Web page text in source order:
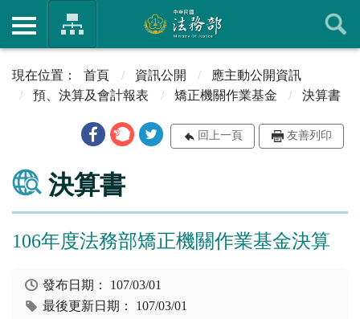
首頁 資訊公開
應主動公開資訊
預、決算及會計報表
矯正機關作業基金 決算書
回上一頁 友善列印
決算書
106年度法務部矯正機關作業基金決算
發布日期： 107/03/01
最後更新日期： 107/03/01